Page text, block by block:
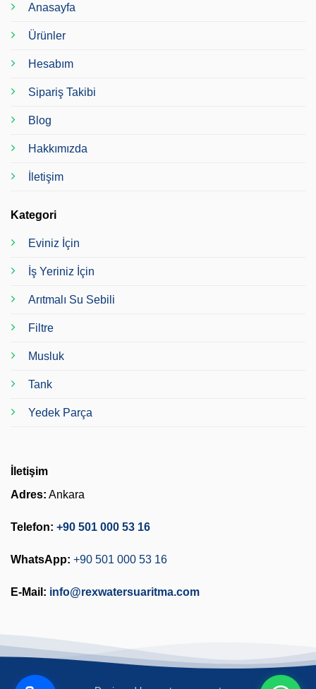
Anasayfa
Ürünler
Hesabım
Sipariş Takibi
Blog
Hakkımızda
İletişim
Kategori
Eviniz İçin
İş Yeriniz İçin
Arıtmalı Su Sebili
Filtre
Musluk
Tank
Yedek Parça
İletişim
Adres: Ankara
Telefon: +90 501 000 53 16
WhatsApp: +90 501 000 53 16
E-Mail: info@rexwatersuaritma.com